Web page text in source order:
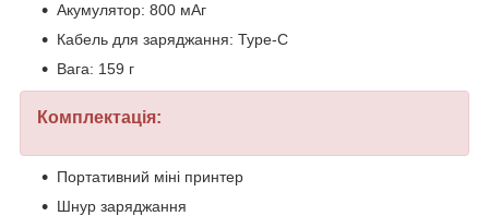
Акумулятор: 800 мАг
Кабель для заряджання: Type-C
Вага: 159 г
Комплектація:
Портативний міні принтер
Шнур заряджання